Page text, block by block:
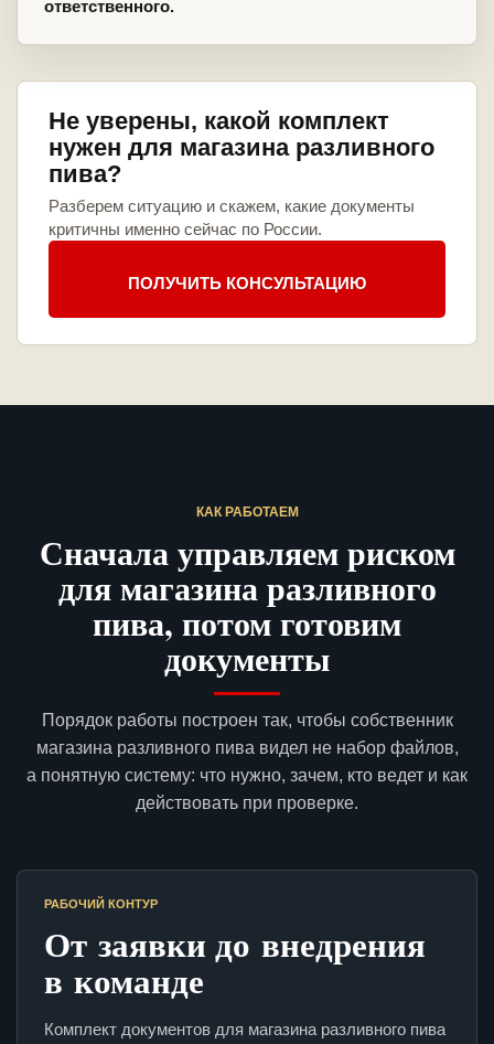
ответственного.
Не уверены, какой комплект
нужен для магазина разливного
пива?
Разберем ситуацию и скажем, какие документы
критичны именно сейчас по России.
ПОЛУЧИТЬ КОНСУЛЬТАЦИЮ
КАК РАБОТАЕМ
Сначала управляем риском
для магазина разливного
пива, потом готовим
документы
Порядок работы построен так, чтобы собственник
магазина разливного пива видел не набор файлов,
а понятную систему: что нужно, зачем, кто ведет и как
действовать при проверке.
РАБОЧИЙ КОНТУР
От заявки до внедрения
в команде
Комплект документов для магазина разливного пива